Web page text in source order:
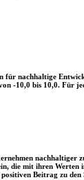
für nachhaltige
-10,0 bis 10,0. Für
die mit ihren
Beitrag zu